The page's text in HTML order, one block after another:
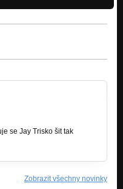
se Jay Trisko šit tak
Zobrazit všechny novinky